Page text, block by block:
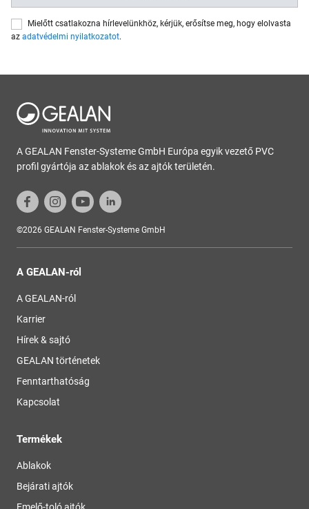
Mielőtt csatlakozna hírlevelünkhöz, kérjük, erősítse meg, hogy elolvasta
az adatvédelmi nyilatkozatot.
A GEALAN Fenster-Systeme GmbH Európa egyik vezető PVC
profil gyártója az ablakok és az ajtók területén.
©2026 GEALAN Fenster-Systeme GmbH
A GEALAN-ról
A GEALAN-ról
Karrier
Hírek & sajtó
GEALAN történetek
Fenntarthatóság
Kapcsolat
Termékek
Ablakok
Bejárati ajtók